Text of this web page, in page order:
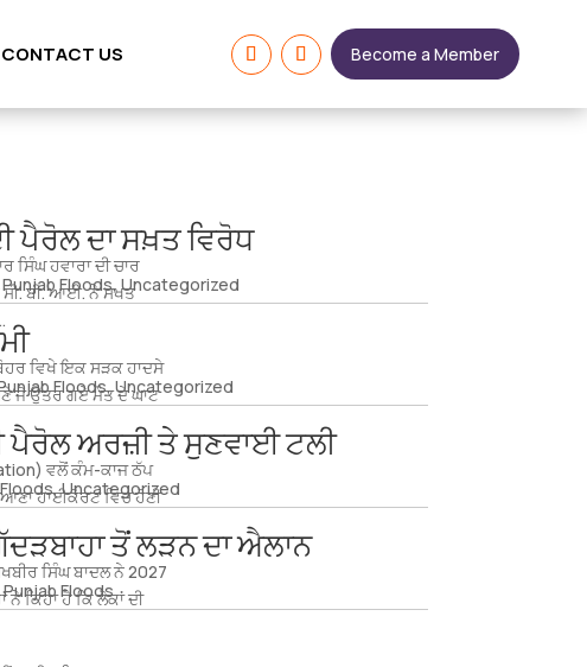
CONTACT US Become a Member
ਪੈਰੋਲ ਦਾ ਸਖ਼ਤ ਵਿਰੋਧ
Punjab Floods,Uncategorized
ਹਵਾਰਾ ਦੀ ਚਾਰ
ਸੀ. ਬੀ. ਆਈ. ਨੇ ਸਖਤ
Floods,Uncategorized
ਵਿਖੇ ਇਕ ਸੜਕ ਹਾਦਸੇ
ਜੋ ਉਤਰ ਗਏ ਮੌਤ ਦੇ ਘਾਟ
ਪੈਰੋਲ ਅਰਜ਼ੀ ਤੇ ਸੁਣਵਾਈ ਟਲੀ
,Uncategorized
ਵਲੋਂ ਕੰਮ-ਕਾਜ ਠੱਪ
ਹਾਈਕੋਰਟ ਵਿਚ ਹੋਣੀ
ਤੋਂ ਲੜਨ ਦਾ ਐਲਾਨ
Punjab Floods
ਸਿੰਘ ਬਾਦਲ ਨੇ 2027
ਕਿਹਾ ਹੈ ਕਿ ਲੋਕਾਂ ਦੀ